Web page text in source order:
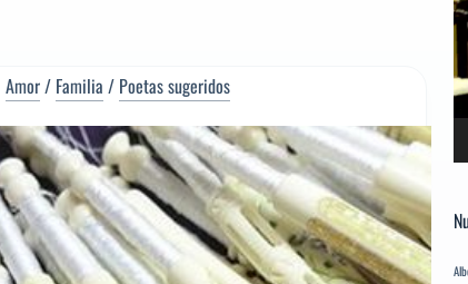
Amor/ Familia / Poetas sugeridos